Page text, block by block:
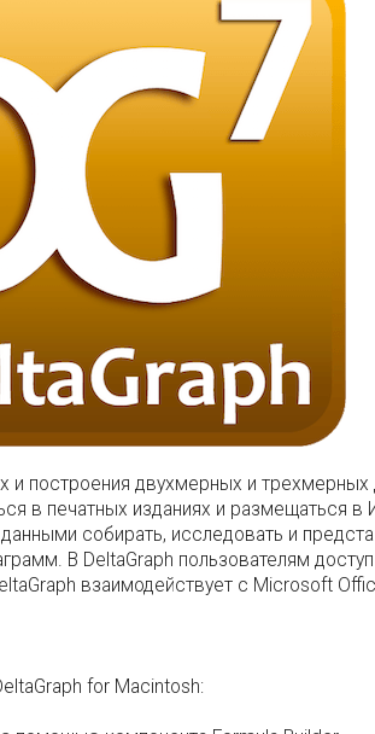
и построения двухмерных и
в печатных изданиях и размещаться
собирать, исследовать и
В DeltaGraph пользователям
взаимодействует с Microsoft
for Macintosh: